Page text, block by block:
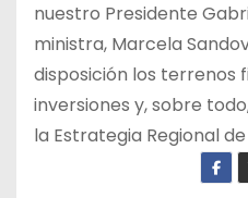
nuestro Presidente
ministra, Marcela
disposición los terrenos
inversiones y, sobre
la Estrategia Regional de